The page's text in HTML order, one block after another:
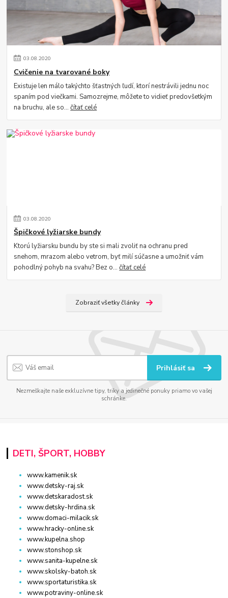
03.08.2020
Cvičenie na tvarované boky
Existuje len málo takýchto šťastných ľudí, ktorí nestrávili jednu noc
spaním pod viečkami. Samozrejme, môžete to vidieť predovšetkým
na bruchu, ale so...čítať celé
03.08.2020
Špičkové lyžiarske bundy
Ktorú lyžiarsku bundu by ste si mali zvoliť na ochranu pred
snehom, mrazom alebo vetrom, byť milí súčasne a umožniť vám
pohodlný pohyb na svahu? Bez o...čítať celé
Zobraziť všetky články
Prihlásiť sa
Nezmeškajte naše exkluzívne tipy, triky a jedinečné ponuky priamo vo vašej
schránke.
DETI, ŠPORT, HOBBY
www.kamenik.sk
www.detsky-raj.sk
www.detskaradost.sk
www.detsky-hrdina.sk
www.domaci-milacik.sk
www.hracky-online.sk
www.kupelna.shop
www.stonshop.sk
www.sanita-kupelne.sk
www.skolsky-batoh.sk
www.sportaturistika.sk
www.potraviny-online.sk